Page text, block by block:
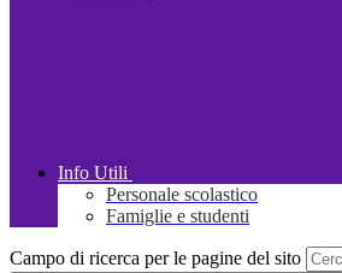
Info Utili
Personale scolastico
Famiglie e studenti
Campo di ricerca per le pagine del sito